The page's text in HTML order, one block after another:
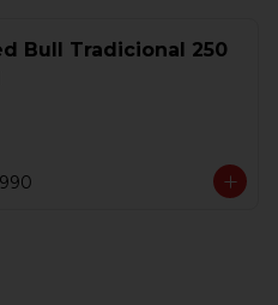
Bull Tradicional 250